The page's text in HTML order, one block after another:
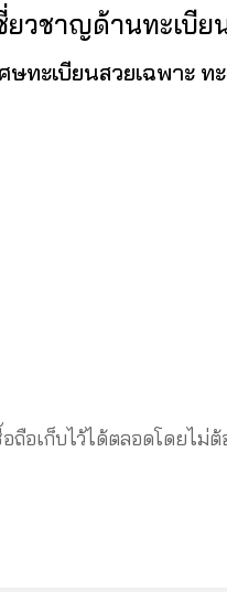
ยวชาญด้านทะเบีย
ษทะเบียนสวยเฉพาะ ท
ถือเก็บไว้ได้ตลอดโดยไม่ต้